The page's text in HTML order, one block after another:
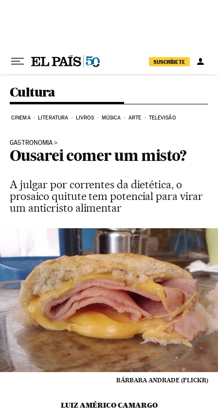
SUSCRÍBETE
Cultura
CINEMA LITERATURA LIVROS MÚSICA ARTE TELEVISÃO
GASTRONOMIA
Ousarei comer um misto?
A julgar por correntes da dietética, o
prosaico quitute tem potencial para virar
um anticristo alimentar
BÁRBARA ANDRADE (FLICKR)
LUIZ AMÉRICO CAMARGO